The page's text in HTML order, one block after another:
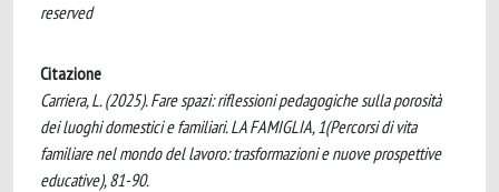
reserved
Citazione
Carriera, L. (2025). Fare spazi: riflessioni pedagogiche sulla porosità
dei luoghi domestici e familiari. LA FAMIGLIA, 1(Percorsi di vita
familiare nel mondo del lavoro: trasformazioni e nuove prospettive
educative), 81-90.